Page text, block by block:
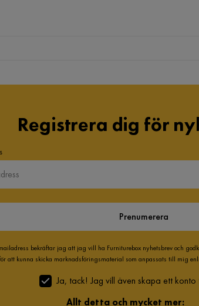
Registrera dig för
Prenumerera
bekräftar jag att jag vill ha Furniturebox nyhetsbrev och
att kunna skicka marknadsföringsmaterial som anpassats till mig
Ja, tack! Jag vill även skapa ett konto
Allt detta och mycket mer: